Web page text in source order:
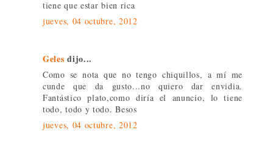
tiene que estar bien rica
jueves, 04 octubre, 2012
Geles dijo...
Como se nota que no tengo chiquillos, a mí me
cunde que da gusto...no quiero dar envidia.
Fantástico plato,como diría el anuncio, lo tiene
todo, todo y todo. Besos
jueves, 04 octubre, 2012